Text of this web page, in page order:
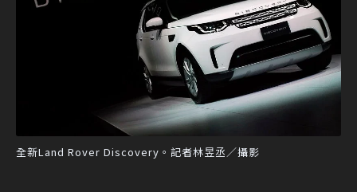
全新Land Rover Discovery。記者林昱丞／攝影